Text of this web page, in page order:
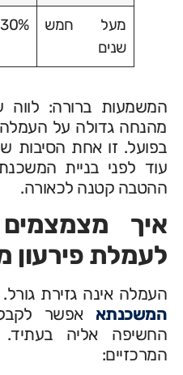
מעל חמש
שנים
30%
המשמעות ברורה: לווה
מהנחה גדולה על
בפועל. זו אחת הסיבות
עוד לפני בניית
ההטבה קטנה לכאורה.
איך
לעמלת פירעון
העמלה אינה גזירת
המשכנתא אפשר
החשיפה אליה
המרכזיים: